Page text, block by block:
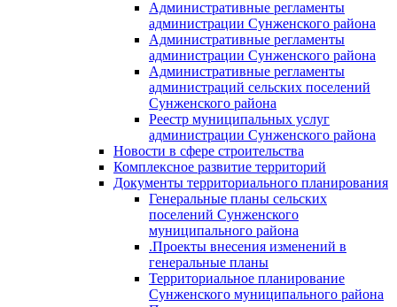
Административные регламенты
администрации Сунженского района
Административные регламенты
администрации Сунженского района
Административные регламенты
администраций сельских поселений
Сунженского района
Реестр муниципальных услуг
администрации Сунженского района
Новости в сфере строительства
Комплексное развитие территорий
Документы территориального планирования
Генеральные планы сельских
поселений Сунженского
муниципального района
.Проекты внесения изменений в
генеральные планы
Территориальное планирование
Сунженского муниципального района